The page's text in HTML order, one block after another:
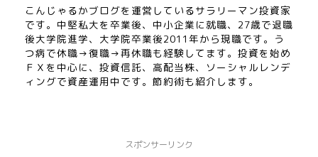
こんじゃるかブログを運営しているサラリーマン投資家
です。中堅私大を卒業後、中小企業に就職、27歳で退職
後大学院進学、大学院卒業後2011年から現職です。う
つ病で休職→復職→再休職も経験してます。投資を始め
ＦＸを中心に、投資信託、高配当株、ソーシャルレンデ
ィングで資産運用中です。節約術も紹介します。
スポンサーリンク